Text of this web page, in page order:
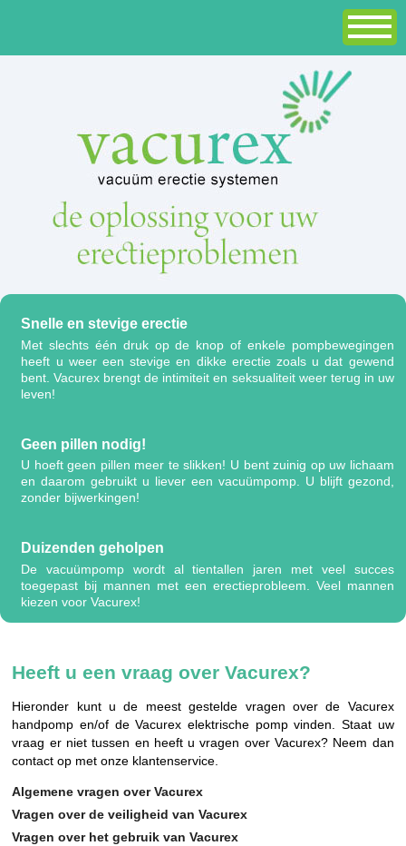
Snelle en stevige erectie
Met slechts één druk op de knop of enkele pompbewegingen
heeft u weer een stevige en dikke erectie zoals u dat gewend
bent. Vacurex brengt de intimiteit en seksualiteit weer terug in uw
leven!
Geen pillen nodig!
U hoeft geen pillen meer te slikken! U bent zuinig op uw lichaam
en daarom gebruikt u liever een vacuümpomp. U blijft gezond,
zonder bijwerkingen!
Duizenden geholpen
De vacuümpomp wordt al tientallen jaren met veel succes
toegepast bij mannen met een erectieprobleem. Veel mannen
kiezen voor Vacurex!
Heeft u een vraag over Vacurex?
Hieronder kunt u de meest gestelde vragen over de Vacurex
handpomp en/of de Vacurex elektrische pomp vinden. Staat uw
vraag er niet tussen en heeft u vragen over Vacurex? Neem dan
contact op met onze klantenservice.
Algemene vragen over Vacurex
Vragen over de veiligheid van Vacurex
Vragen over het gebruik van Vacurex